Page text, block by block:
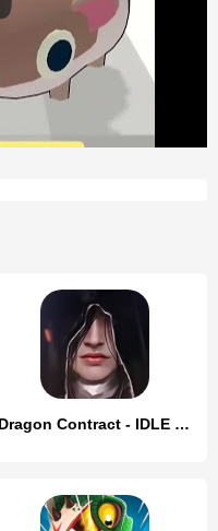
Dragon Contract - IDLE MMORPG